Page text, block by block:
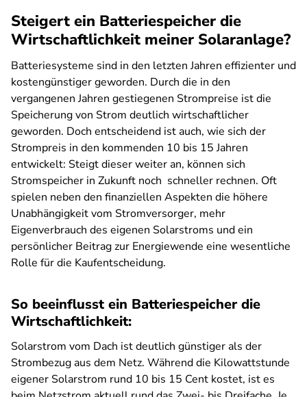
Steigert ein Batteriespeicher die
Wirtschaftlichkeit meiner Solaranlage?
Batteriesysteme sind in den letzten Jahren effizienter und
kostengünstiger geworden. Durch die in den
vergangenen Jahren gestiegenen Strompreise ist die
Speicherung von Strom deutlich wirtschaftlicher
geworden. Doch entscheidend ist auch, wie sich der
Strompreis in den kommenden 10 bis 15 Jahren
entwickelt: Steigt dieser weiter an, können sich
Stromspeicher in Zukunft noch schneller rechnen. Oft
spielen neben den finanziellen Aspekten die höhere
Unabhängigkeit vom Stromversorger, mehr
Eigenverbrauch des eigenen Solarstroms und ein
persönlicher Beitrag zur Energiewende eine wesentliche
Rolle für die Kaufentscheidung.
So beeinflusst ein Batteriespeicher die
Wirtschaftlichkeit:
Solarstrom vom Dach ist deutlich günstiger als der
Strombezug aus dem Netz. Während die Kilowattstunde
eigener Solarstrom rund 10 bis 15 Cent kostet, ist es